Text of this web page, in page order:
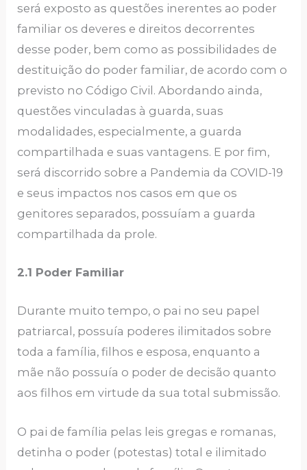
será exposto as questões inerentes ao poder
familiar os deveres e direitos decorrentes
desse poder, bem como as possibilidades de
destituição do poder familiar, de acordo com o
previsto no Código Civil. Abordando ainda,
questões vinculadas à guarda, suas
modalidades, especialmente, a guarda
compartilhada e suas vantagens. E por fim,
será discorrido sobre a Pandemia da COVID-19
e seus impactos nos casos em que os
genitores separados, possuíam a guarda
compartilhada da prole.
2.1 Poder Familiar
Durante muito tempo, o pai no seu papel
patriarcal, possuía poderes ilimitados sobre
toda a família, filhos e esposa, enquanto a
mãe não possuía o poder de decisão quanto
aos filhos em virtude da sua total submissão.
O pai de família pelas leis gregas e romanas,
detinha o poder (potestas) total e ilimitado